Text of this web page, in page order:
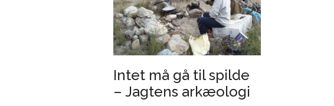
Intet må gå til spilde
– Jagtens arkæologi